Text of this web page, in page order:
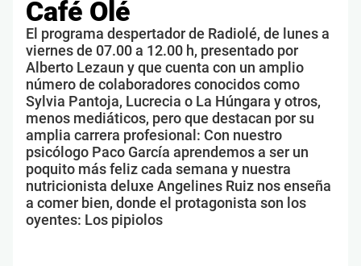
Café Olé
El programa despertador de Radiolé, de lunes a
viernes de 07.00 a 12.00 h, presentado por
Alberto Lezaun y que cuenta con un amplio
número de colaboradores conocidos como
Sylvia Pantoja, Lucrecia o La Húngara y otros,
menos mediáticos, pero que destacan por su
amplia carrera profesional: Con nuestro
psicólogo Paco García aprendemos a ser un
poquito más feliz cada semana y nuestra
nutricionista deluxe Angelines Ruiz nos enseña
a comer bien, donde el protagonista son los
oyentes: Los pipiolos